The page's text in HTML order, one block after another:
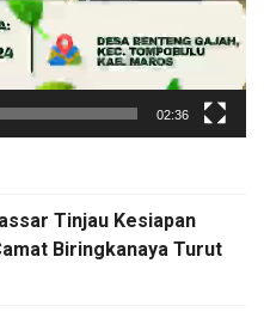
02:36
Tinjau Kesiapan
Biringkanaya Turut